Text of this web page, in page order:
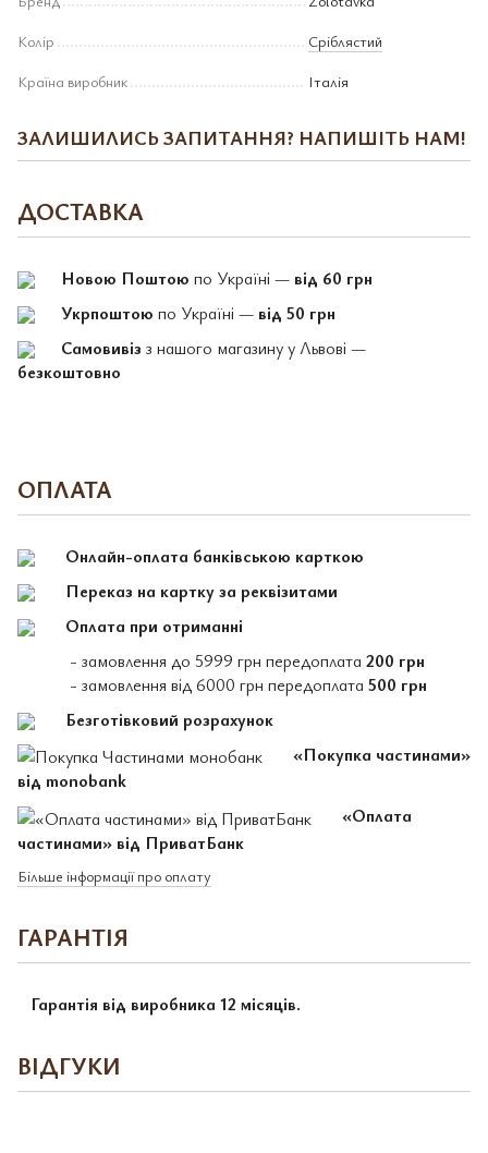
Колір
Сріблястий
Країна виробник
Італія
ЗАЛИШИЛИСЬ ЗАПИТАННЯ? НАПИШІТЬ НАМ!
ДОСТАВКА
Новою Поштою по Україні — від 60 грн
Укрпоштою по Україні — від 50 грн
Самовивіз з нашого магазину у Львові —
безкоштовно
ОПЛАТА
Онлайн-оплата банківською карткою
Переказ на картку за реквізитами
Оплата при отриманні
- замовлення до 5999 грн передоплата 200 грн
- замовлення від 6000 грн передоплата 500 грн
Безготівковий розрахунок
«Покупка частинами»
від monobank
«Оплата
частинами» від ПриватБанк
Більше інформації про оплату
ГАРАНТІЯ
Гарантія від виробника 12 місяців.
ВІДГУКИ